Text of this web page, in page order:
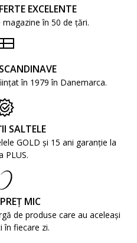
EXCELENTE
în 50 de țări.
în 1979 în Danemarca.
SALTELE
GOLD și 15 ani garanție la
PLUS.
MIC
de produse care au aceleași
în fiecare zi.